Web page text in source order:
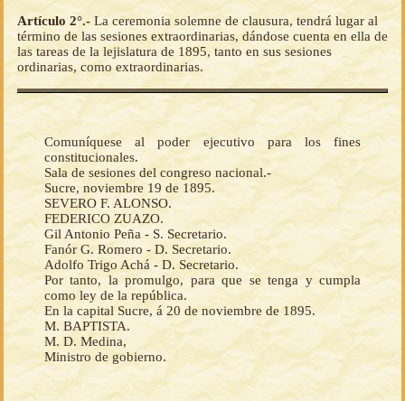
Artículo 2°.- La ceremonia solemne de clausura, tendrá lugar al
término de las sesiones extraordinarias, dándose cuenta en ella de
las tareas de la lejislatura de 1895, tanto en sus sesiones
ordinarias, como extraordinarias.
Comuníquese al poder ejecutivo para los fines
constitucionales.
Sala de sesiones del congreso nacional.-
Sucre, noviembre 19 de 1895.
SEVERO F. ALONSO.
FEDERICO ZUAZO.
Gil Antonio Peña - S. Secretario.
Fanór G. Romero - D. Secretario.
Adolfo Trigo Achá - D. Secretario.
Por tanto, la promulgo, para que se tenga y cumpla
como ley de la república.
En la capital Sucre, á 20 de noviembre de 1895.
M. BAPTISTA.
M. D. Medina,
Ministro de gobierno.